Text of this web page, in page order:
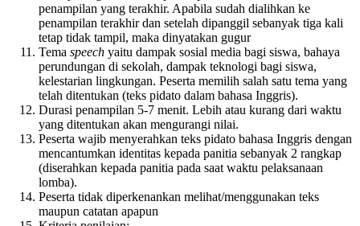
penampilan yang terakhir. Apabila sudah dialihkan ke
penampilan terakhir dan setelah dipanggil sebanyak tiga kali
tetap tidak tampil, maka dinyatakan gugur
Tema speech yaitu dampak sosial media bagi siswa, bahaya
perundungan di sekolah, dampak teknologi bagi siswa,
kelestarian lingkungan. Peserta memilih salah satu tema yang
telah ditentukan (teks pidato dalam bahasa Inggris).
Durasi penampilan 5-7 menit. Lebih atau kurang dari waktu
yang ditentukan akan mengurangi nilai.
Peserta wajib menyerahkan teks pidato bahasa Inggris dengan
mencantumkan identitas kepada panitia sebanyak 2 rangkap
(diserahkan kepada panitia pada saat waktu pelaksanaan
lomba).
Peserta tidak diperkenankan melihat/menggunakan teks
maupun catatan apapun